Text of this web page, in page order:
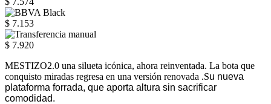
$ 7.153
$ 7.920
MESTIZO2.0 una silueta icónica, ahora reinventada. La bota que
conquisto miradas regresa en una versión renovada .Su nueva
plataforma forrada, que aporta altura sin sacrificar
comodidad.